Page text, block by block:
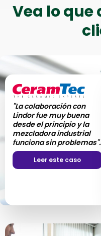
Vea lo que
"La colaboración con
Lindor fue muy buena
desde el principio y la
mezcladora industrial
funciona sin problemas".
Leer este caso